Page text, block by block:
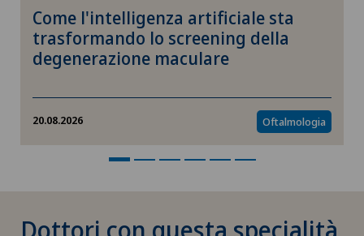
Collegare la psicologia
Coloproctologia
Condizionamento fisico
Consulti oculistici
Come l'intelligenza artificiale sta
trasformando lo screening della
degenerazione maculare
20.08.2026 Oftalmologia